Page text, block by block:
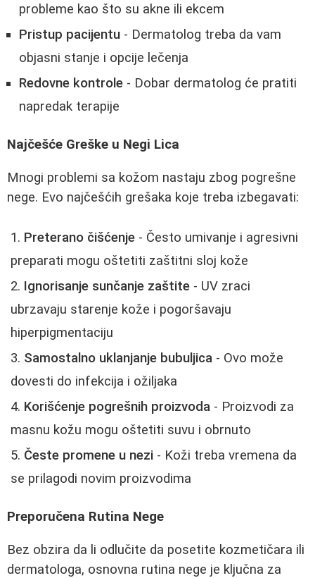
probleme kao što su akne ili ekcem
Pristup pacijentu - Dermatolog treba da vam
objasni stanje i opcije lečenja
Redovne kontrole - Dobar dermatolog će pratiti
napredak terapije
Najčešće Greške u Negi Lica
Mnogi problemi sa kožom nastaju zbog pogrešne
nege. Evo najčešćih grešaka koje treba izbegavati:
Preterano čišćenje - Često umivanje i agresivni
preparati mogu oštetiti zaštitni sloj kože
Ignorisanje sunčanje zaštite - UV zraci
ubrzavaju starenje kože i pogoršavaju
hiperpigmentaciju
Samostalno uklanjanje bubuljica - Ovo može
dovesti do infekcija i ožiljaka
Korišćenje pogrešnih proizvoda - Proizvodi za
masnu kožu mogu oštetiti suvu i obrnuto
Česte promene u nezi - Koži treba vremena da
se prilagodi novim proizvodima
Preporučena Rutina Nege
Bez obzira da li odlučite da posetite kozmetičara ili
dermatologa, osnovna rutina nege je ključna za